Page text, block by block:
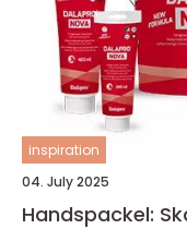
inspiration
04. July 2025
Handspackel: